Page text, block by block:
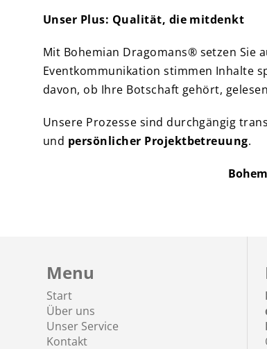
Unser Plus: Qualität, die mitdenkt
Mit Bohemian Dragomans® setzen Sie
Eventkommunikation stimmen Inhalte
davon, ob Ihre Botschaft gehört,
Unsere Prozesse sind durchgängig
und persönlicher Projektbetreuung.
Menu
Start
Über uns
Unser Service
Kontakt